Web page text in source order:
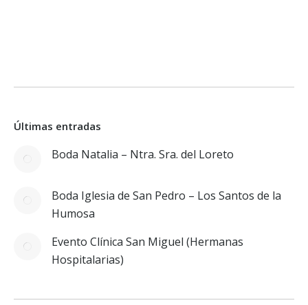
Últimas entradas
Boda Natalia – Ntra. Sra. del Loreto
Boda Iglesia de San Pedro – Los Santos de la
Humosa
Evento Clínica San Miguel (Hermanas
Hospitalarias)